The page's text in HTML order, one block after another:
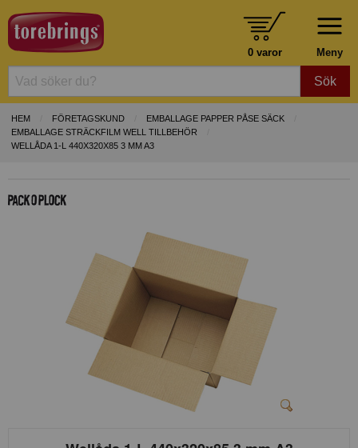
Meny
0 varor
Sök
HEM FÖRETAGSKUND
EMBALLAGE PAPPER PÅSE SÄCK
EMBALLAGE STRÄCKFILM WELL TILLBEHÖR
WELLÅDA 1-L 440X320X85 3 MM A3